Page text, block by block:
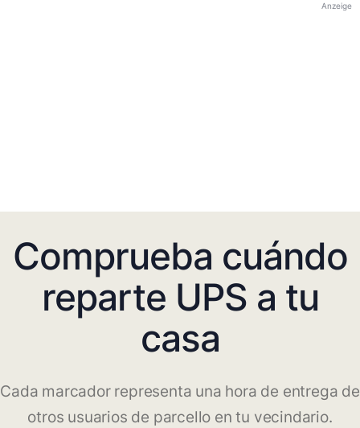
Anzeige
Comprueba cuándo
reparte UPS a tu
casa
Cada marcador representa una hora de entrega de
otros usuarios de parcello en tu vecindario.